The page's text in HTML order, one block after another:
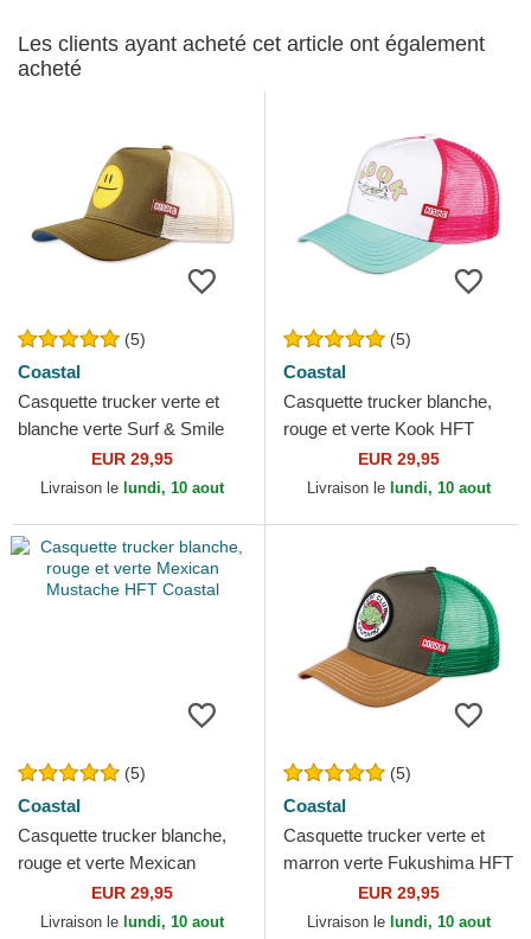
Les clients ayant acheté cet article ont également
acheté
(5)
Coastal
Casquette trucker verte et
blanche verte Surf & Smile
HFT CoastalEUR 29,95
Livraison le lundi, 10 aout
(5)
Coastal
Casquette trucker blanche,
rouge et verte Kook HFT
EUR 29,95
Livraison le lundi, 10 aout
(5)
Coastal
Casquette trucker blanche,
rouge et verte Mexican
Mustache HFT Coastal
EUR 29,95
Livraison le lundi, 10 aout
(5)
Coastal
Casquette trucker verte et
marron verte Fukushima HFT
EUR 29,95
Livraison le lundi, 10 aout